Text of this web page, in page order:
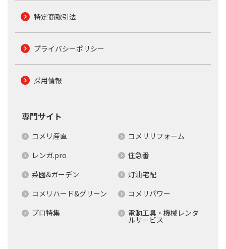
特定商取引法
プライバシーポリシー
採用情報
専門サイト
コメリ産直
コメリリフォーム
レンガ.pro
住急番
菜園&ガーデン
灯油宅配
コメリハード&グリーン
コメリパワー
プロ特集
電動工具・機械レンタ
ルサービス